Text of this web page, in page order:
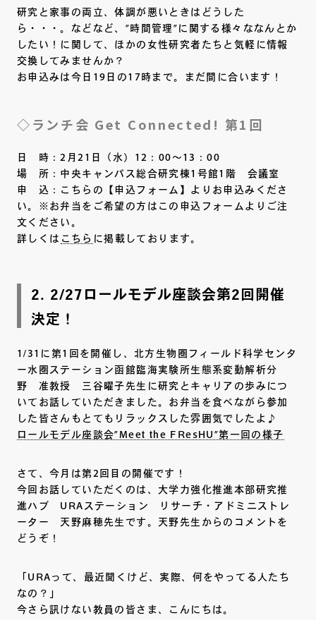
研究と家事の両立、体調が悪いときはどうした
ら・・・。などなど、”時間管理”に関する様々ななんとか
したい！に関して、ほかの女性研究者たちと気軽に情報
交換してみませんか？
お申込みは今日19日の17時まで。まだ間に合います！
◇ランチ会 Get Connected! 第1回
日 時：2月21日（水）12：00～13：00
場 所：中央キャンパス総合研究棟1号館1階 会議室
申 込：こちらの【申込フォーム】よりお申込みくださ
い。※お弁当をご希望の方はこの申込フォームよりご注
文ください。
詳しくは こちら に掲載しております。
2. 2/27ロールモデル座談会第2回開催
決定！
1/31に第1回を開催し、北方生物圏フィールド科学センタ
ー水圏ステーション函館臨海実験所生態系変動解析分
野 准教授 三谷曜子先生に研究とキャリアの歩みにつ
いてお話していただきました。お弁当を食べながら参加
した皆さんもとてもリラックスした雰囲気でしたよ♪
ロールモデル座談会”Meet the FResHU”第一回の様子
さて、今月は第2回目の開催です！
今回お話していただくのは、大学力強化推進本部研究推
進ハブ URAステーション リサーチ・アドミニストレ
ーター 天野麻穂先生です。天野先生からのコメントを
どうぞ！
「URAって、最近聞くけど、実際、何をやってる人たち
なの？」
今さら訊けない教員の皆さま、こんにちは。